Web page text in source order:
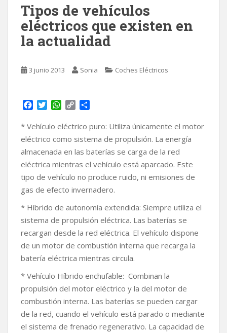
Tipos de vehículos
eléctricos que existen en
la actualidad
3 junio 2013 Sonia Coches Eléctricos
c
e
b
o
o
k
T
i
t
t
e
r
W
a
t
s
A
p
p
C
p
y
L
i
n
k
m
p
a
r
t
i
r
* Vehículo eléctrico puro: Utiliza únicamente el motor
eléctrico como sistema de propulsión. La energía
almacenada en las baterías se carga de la red
eléctrica mientras el vehículo está aparcado. Este
tipo de vehículo no produce ruido, ni emisiones de
gas de efecto invernadero.
* Híbrido de autonomía extendida: Siempre utiliza el
sistema de propulsión eléctrica. Las baterías se
recargan desde la red eléctrica. El vehículo dispone
de un motor de combustión interna que recarga la
batería eléctrica mientras circula.
* Vehículo Híbrido enchufable: Combinan la
propulsión del motor eléctrico y la del motor de
combustión interna. Las baterías se pueden cargar
de la red, cuando el vehículo está parado o mediante
el sistema de frenado regenerativo. La capacidad de